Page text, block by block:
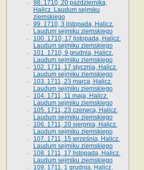
98. 1710, 20 października,
Halicz. Laudum sejmiku
ziemskiego
99. 1710, 3 listopada, Halicz.
Laudum sejmiku ziemskiego
100. 1710, 17 listopada, Halicz.
Laudum sejmiku ziemskiego
101. 1710, 9 grudnia, Halicz.
Laudum sejmiku ziemskiego
102. 1711, 17 stycznia, Halicz.
Laudum sejmiku ziemskiego
103. 1711, 23 marca, Halicz.
Laudum sejmiku ziemskiego
104. 1711, 11 maja, Halicz.
Laudum sejmiku ziemskiego
105. 1711, 23 czerwca, Halicz.
Laudum sejmiku ziemskiego
106. 1711, 20 sierpnia, Halicz.
Laudum sejmiku ziemskiego
107. 1711, 15 września, Halicz.
Laudum sejmiku ziemskiego
108. 1711, 17 listopada, Halicz.
Laudum sejmiku ziemskiego
109. 1711, 1 grudnia, Halicz.